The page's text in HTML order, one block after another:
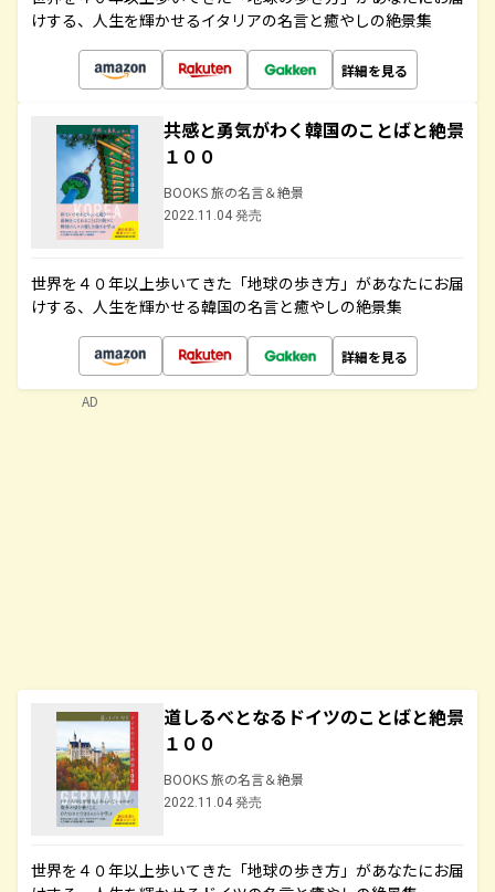
けする、人生を輝かせるイタリアの名言と癒やしの絶景集
詳細を見る
共感と勇気がわく韓国のことばと絶景
１００
BOOKS 旅の名言＆絶景
2022.11.04 発売
世界を４０年以上歩いてきた「地球の歩き方」があなたにお届
けする、人生を輝かせる韓国の名言と癒やしの絶景集
詳細を見る
道しるべとなるドイツのことばと絶景
１００
BOOKS 旅の名言＆絶景
2022.11.04 発売
世界を４０年以上歩いてきた「地球の歩き方」があなたにお届
AD